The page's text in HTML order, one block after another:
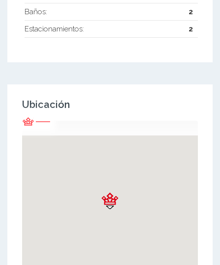
Baños:
2
Estacionamientos:
2
Ubicación